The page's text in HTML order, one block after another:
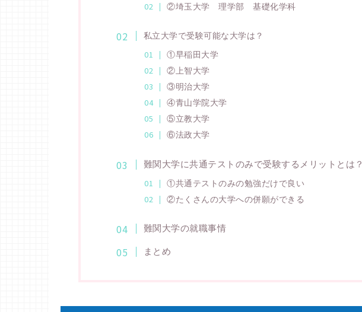
②埼玉大学 理学部 基礎化学科
私立大学で受験可能な大学は？
①早稲田大学
②上智大学
③明治大学
④青山学院大学
⑤立教大学
⑥法政大学
難関大学に共通テストのみで受験するメリットとは？
①共通テストのみの勉強だけで良い
②たくさんの大学への併願ができる
難関大学の就職事情
まとめ